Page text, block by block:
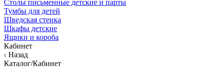
Столы письменные детские и парты
Тумбы для детей
Шведская стенка
Шкафы детские
Ящики и короба
Кабинет
Назад
Каталог/Кабинет